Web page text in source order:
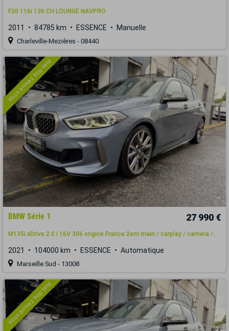
F20 116i 136 CH LOUNGE NAVPRO
2011 84785 km ESSENCE Manuelle
Charleville-Mezières - 08440
Vous arrivez trop tard
BMW Série 1 27 990 €
M135i xDrive 2.0 i 16V 306 origine France 2em main / carplay / camera /...
2021 104000 km ESSENCE Automatique
Marseille Sud - 13008
Vous arrivez trop tard